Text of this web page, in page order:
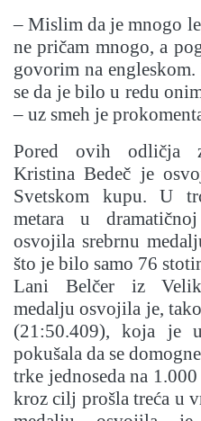
– Mislim da je mnogo
ne pričam mnogo, a
govorim na
se da je bilo u redu
– uz smeh je
Pored ovih odličja
Kristina Bedeč je
Svetskom kupu. U
metara u
osvojila srebrnu
što je bilo samo 76
Lani Belčer iz
medalju osvojila je,
(21:50.409), koja je
pokušala da se
trke jednoseda na
kroz cilj prošla treća u